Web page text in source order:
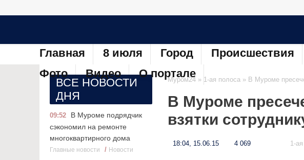
Главная 8 июля Город Происшествия
Фото
Видео О портале
ВСЕ НОВОСТИ
ДНЯ
09:52
В Муроме подрядчик
сэкономил на ремонте
многоквартирного дома
Главные новости / Новости
Муром24 » 1-ая полоса » В Муроме
В Муроме
взятки
18:04, 15.06.15 4 069 1-